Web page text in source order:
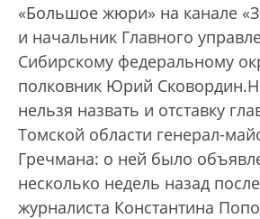
«Большое жюри» на канале
и начальник Главного
Сибирскому федеральному
полковник Юрий
нельзя назвать и отставку
Томской области генерал-
Гречмана: о ней было
несколько недель назад
журналиста Константина